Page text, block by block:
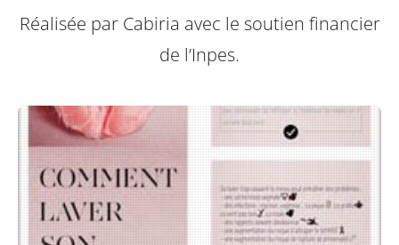
Réalisée par Cabiria avec le soutien financier
de l’Inpes.